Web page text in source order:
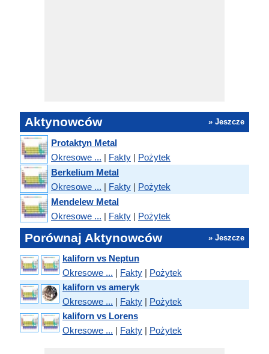
Aktynowców » Jeszcze
Protaktyn Metal
Okresowe ... | Fakty | Pożytek
Berkelium Metal
Okresowe ... | Fakty | Pożytek
Mendelew Metal
Okresowe ... | Fakty | Pożytek
Porównaj Aktynowców » Jeszcze
kaliforn vs Neptun
Okresowe ... | Fakty | Pożytek
kaliforn vs ameryk
Okresowe ... | Fakty | Pożytek
kaliforn vs Lorens
Okresowe ... | Fakty | Pożytek